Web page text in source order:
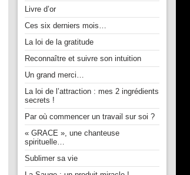
Livre d’or
Ces six derniers mois…
La loi de la gratitude
Reconnaître et suivre son intuition
Un grand merci…
La loi de l’attraction : mes 2 ingrédients
secrets !
Par où commencer un travail sur soi ?
« GRACE », une chanteuse
spirituelle…
Sublimer sa vie